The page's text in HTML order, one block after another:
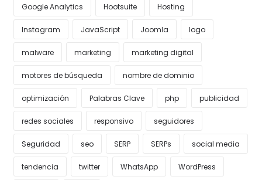
Google Analytics Hootsuite Hosting
Instagram JavaScript Joomla logo
malware marketing marketing digital
motores de búsqueda nombre de dominio
optimización Palabras Clave php publicidad
redes sociales responsivo seguidores
Seguridad seo SERP SERPs social media
tendencia twitter WhatsApp WordPress